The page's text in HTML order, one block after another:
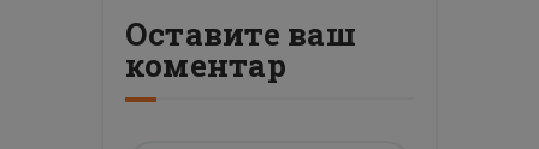
Оставите ваш
коментар